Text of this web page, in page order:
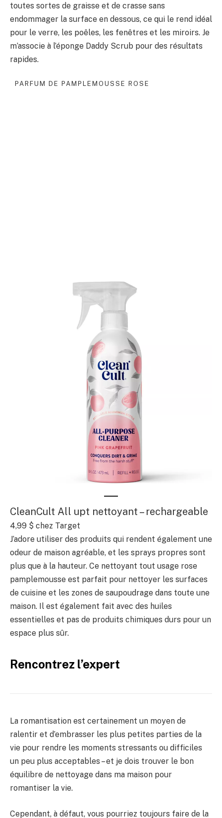
toutes sortes de graisse et de crasse sans
endommager la surface en dessous, ce qui le rend idéal
pour le verre, les poêles, les fenêtres et les miroirs. Je
m’associe à l’éponge Daddy Scrub pour des résultats
rapides.
PARFUM DE PAMPLEMOUSSE ROSE
CleanCult All upt nettoyant – rechargeable
4,99 $ chez Target
J’adore utiliser des produits qui rendent également une
odeur de maison agréable, et les sprays propres sont
plus que à la hauteur. Ce nettoyant tout usage rose
pamplemousse est parfait pour nettoyer les surfaces
de cuisine et les zones de saupoudrage dans toute une
maison. Il est également fait avec des huiles
essentielles et pas de produits chimiques durs pour un
espace plus sûr.
Rencontrez l’expert
La romantisation est certainement un moyen de
ralentir et d’embrasser les plus petites parties de la
vie pour rendre les moments stressants ou difficiles
un peu plus acceptables – et je dois trouver le bon
équilibre de nettoyage dans ma maison pour
romantiser la vie.
Cependant, à défaut, vous pourriez toujours faire de la